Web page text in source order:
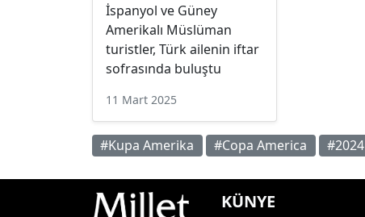
İspanyol ve Güney
Amerikalı Müslüman
turistler, Türk ailenin iftar
sofrasında buluştu
11 Mart 2025
#Kupa Amerika #Copa America #2024
KÜNYE